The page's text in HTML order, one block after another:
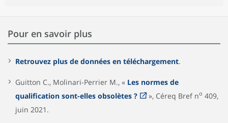
Pour en savoir plus
Retrouvez plus de données en téléchargement.
Guitton C., Molinari-Perrier M., « Les normes de
qualification sont-elles obsolètes ?
», Céreq Bref no 409,
juin 2021.